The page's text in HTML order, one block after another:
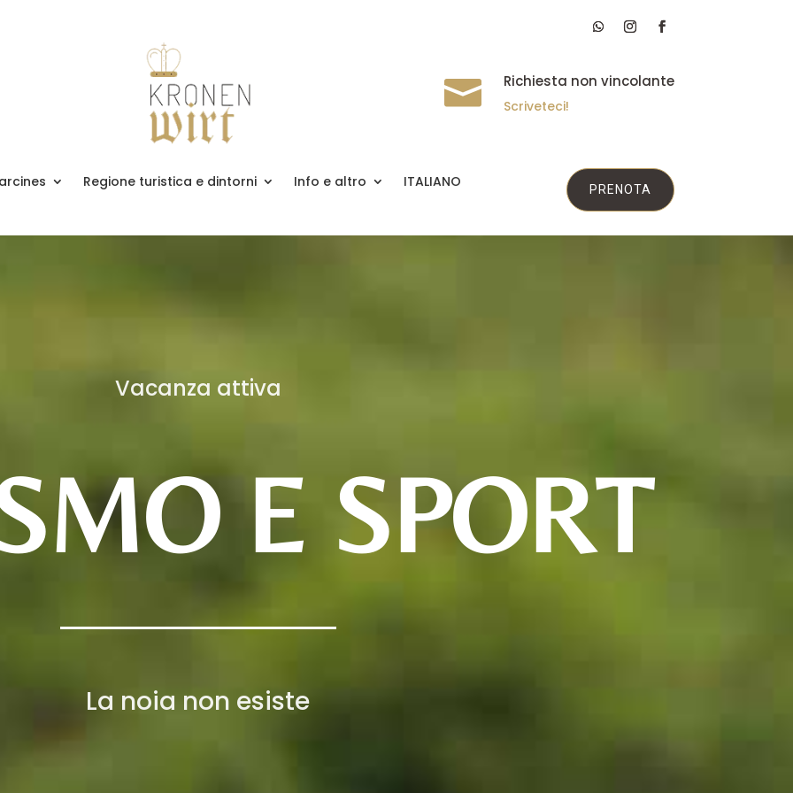
 Richiesta non vincolante
Scriveteci!
Regione turistica e dintorni Info e altro ITALIANO PRENOTA
Vacanza attiva
E SPORT
La noia non esiste